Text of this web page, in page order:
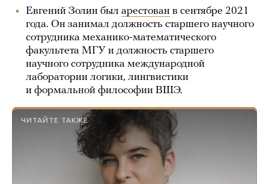
Евгений Золин был арестован в сентябре 2021
года. Он занимал должность старшего научного
сотрудника механико-математического
факультета МГУ и должность старшего
научного сотрудника международной
лаборатории логики, лингвистики
и формальной философии ВШЭ.
ЧИТАЙТЕ ТАКЖЕ